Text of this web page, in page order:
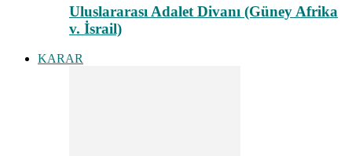
Uluslararası Adalet Divanı (Güney Afrika
v. İsrail)
KARAR